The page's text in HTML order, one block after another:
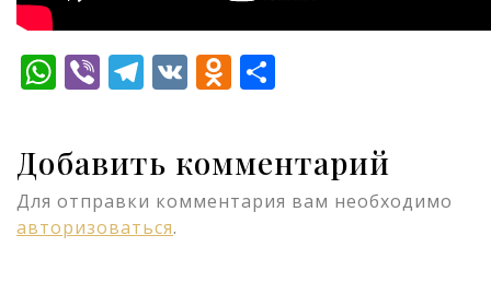
WhatsApp
ViberTelegram
VKOdnoklassniki
Добавить комментарий
Для отправки комментария вам необходимо
авторизоваться.